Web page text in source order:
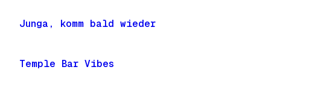
Junga, komm bald wieder
Temple Bar Vibes